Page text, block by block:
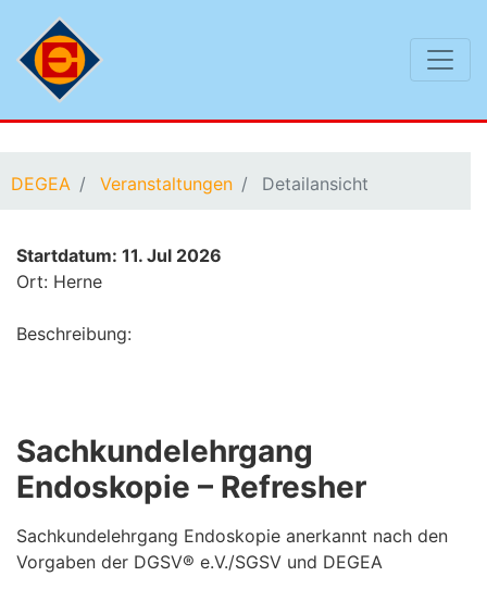
DEGEA Veranstaltungen Detailansicht
Startdatum: 11. Jul 2026
Ort: Herne
Beschreibung:
Sachkundelehrgang
Endoskopie – Refresher
Sachkundelehrgang Endoskopie anerkannt nach den
Vorgaben der DGSV® e.V./SGSV und DEGEA